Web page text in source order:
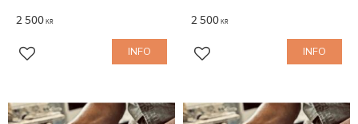
2 500KR
Add to favorites
INFO
2 500KR
Add to favorites
INFO